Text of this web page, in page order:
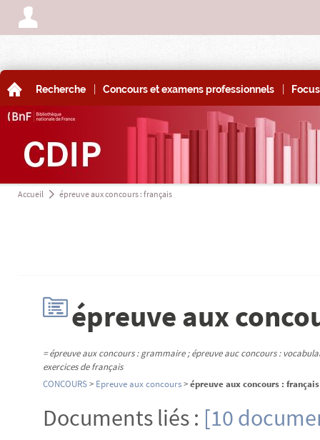
A
A Recherche | Concours et examens professionnels | Focus
Accueil a épreuve aux concours : français
Hépreuve aux
= épreuve aux concours : grammaire ; épreuve auc concours :
exercices de français
CONCOURS> Epreuve aux concours>épreuve aux concours : français
Documents liés : [10